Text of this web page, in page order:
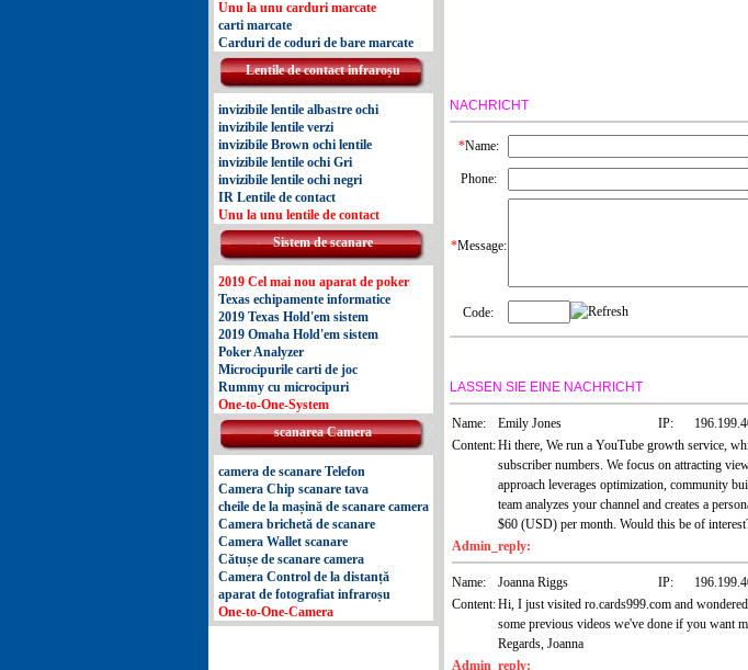
Unu la unu carduri marcate
carti marcate
Carduri de coduri de bare marcate
Lentile de contact infraroșu
invizibile lentile albastre ochi
invizibile lentile verzi
invizibile Brown ochi lentile
invizibile lentile ochi Gri
invizibile lentile ochi negri
IR Lentile de contact
Unu la unu lentile de contact
Sistem de scanare
2019 Cel mai nou aparat de poker
Texas echipamente informatice
2019 Texas Hold'em sistem
2019 Omaha Hold'em sistem
Poker Analyzer
Microcipurile carti de joc
Rummy cu microcipuri
One-to-One-System
scanarea Camera
camera de scanare Telefon
Camera Chip scanare tava
cheile de la mașină de scanare camera
Camera brichetă de scanare
Camera Wallet scanare
Cătușe de scanare camera
Camera Control de la distanță
aparat de fotografiat infraroșu
One-to-One-Camera
NACHRICHT
*Name:
Phone:
*Message:
Code:
LASSEN SIE EINE NACHRICHT
Name: Emily Jones IP:
Content:Hi there, We run a YouTube growth service,
subscriber numbers. We focus on attracting
approach leverages optimization, community
team analyzes your channel and creates a
$60 (USD) per month. Would this be of
Admin_reply:
Name: Joanna Riggs IP:
Content:Hi, I just visited ro.cards999.com and
some previous videos we've done if you want
Regards, Joanna
Admin_reply: